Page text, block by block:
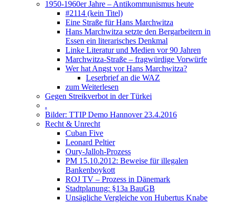
1950-1960er Jahre – Antikommunismus heute
#2114 (kein Titel)
Eine Straße für Hans Marchwitza
Hans Marchwitza setzte den Bergarbeitern in
Essen ein literarisches Denkmal
Linke Literatur und Medien vor 90 Jahren
Marchwitza-Straße – fragwürdige Vorwürfe
Wer hat Angst vor Hans Marchwitza?
Leserbrief an die WAZ
zum Weiterlesen
Gegen Streikverbot in der Türkei
.
Bilder: TTIP Demo Hannover 23.4.2016
Recht & Unrecht
Cuban Five
Leonard Peltier
Oury-Jalloh-Prozess
PM 15.10.2012: Beweise für illegalen
Bankenboykott
ROJ TV – Prozess in Dänemark
Stadtplanung: §13a BauGB
Unsägliche Vergleiche von Hubertus Knabe